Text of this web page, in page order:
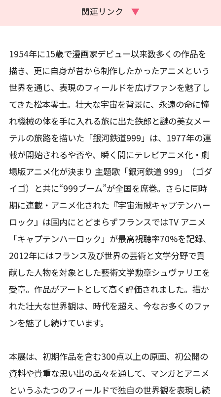
関連リンク
▼
1954年に15歳で漫画家デビュー以来数多くの作品を
描き、更に自身が昔から制作したかったアニメという
世界を通じ、表現のフィールドを広げファンを魅了し
てきた松本零士。壮大な宇宙を背景に、永遠の命に憧
れ機械の体を手に入れる旅に出た鉄郎と謎の美女メー
テルの旅路を描いた「銀河鉄道999」は、1977年の連
載が開始されるや否や、瞬く間にテレビアニメ化・劇
場版アニメ化が決まり 主題歌「銀河鉄道 999」（ゴダ
イゴ）と共に“999ブーム”が全国を席巻。さらに同時
期に連載・アニメ化された『宇宙海賊キャプテンハー
ロック』は国内にとどまらずフランスではTV アニメ
「キャプテンハーロック」が最高視聴率70%を記録、
2012年にはフランス及び世界の芸術と文学分野で貢
献した人物を対象とした藝術文学勲章シュヴァリエを
受章。作品がアートとして高く評価されました。描か
れた壮大な世界観は、時代を超え、今なお多くのファ
ンを魅了し続けています。
本展は、初期作品を含む300点以上の原画、初公開の
資料や貴重な思い出の品々を通して、マンガとアニメ
というふたつのフィールドで独自の世界観を表現し続